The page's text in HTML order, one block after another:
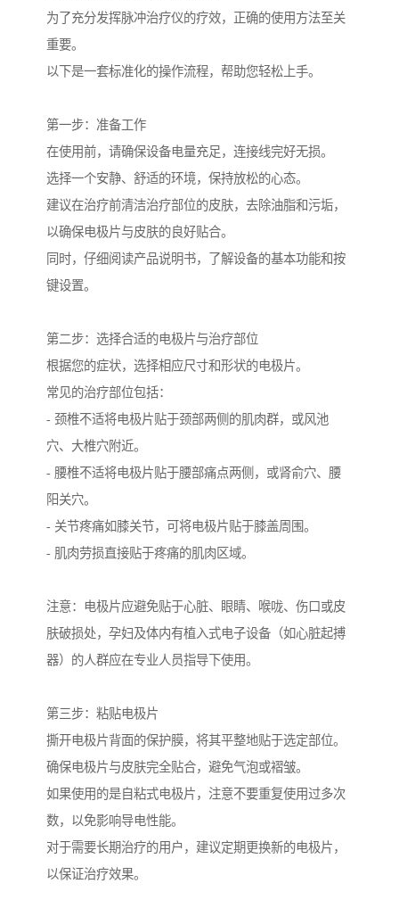
为了充分发挥脉冲治疗仪的疗效，正确的使用方法至关
重要。
以下是一套标准化的操作流程，帮助您轻松上手。
第一步：准备工作
在使用前，请确保设备电量充足，连接线完好无损。
选择一个安静、舒适的环境，保持放松的心态。
建议在治疗前清洁治疗部位的皮肤，去除油脂和污垢，
以确保电极片与皮肤的良好贴合。
同时，仔细阅读产品说明书，了解设备的基本功能和按
键设置。
第二步：选择合适的电极片与治疗部位
根据您的症状，选择相应尺寸和形状的电极片。
常见的治疗部位包括：
- 颈椎不适将电极片贴于颈部两侧的肌肉群，或风池
穴、大椎穴附近。
- 腰椎不适将电极片贴于腰部痛点两侧，或肾俞穴、腰
阳关穴。
- 关节疼痛如膝关节，可将电极片贴于膝盖周围。
- 肌肉劳损直接贴于疼痛的肌肉区域。
注意：电极片应避免贴于心脏、眼睛、喉咙、伤口或皮
肤破损处，孕妇及体内有植入式电子设备（如心脏起搏
器）的人群应在专业人员指导下使用。
第三步：粘贴电极片
撕开电极片背面的保护膜，将其平整地贴于选定部位。
确保电极片与皮肤完全贴合，避免气泡或褶皱。
如果使用的是自粘式电极片，注意不要重复使用过多次
数，以免影响导电性能。
对于需要长期治疗的用户，建议定期更换新的电极片，
以保证治疗效果。